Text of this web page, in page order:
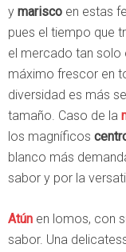
y marisco en estas
pues el tiempo que
el mercado tan solo
máximo frescor en
diversidad es más
tamaño. Caso de la
los magníficos
blanco más
sabor y por la
Atún en lomos, con
sabor. Una